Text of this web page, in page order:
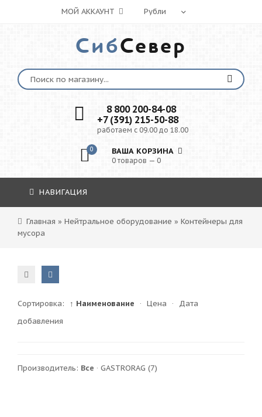
МОЙ АККАУНТ
СибСевер
8 800 200-84-08
+7 (391) 215-50-88
работаем с 09.00 до 18.00
0 ВАША КОРЗИНА
0 товаров — 0
НАВИГАЦИЯ
Главная » Нейтральное оборудование » Контейнеры для
мусора
Сортировка: ↑ Наименование · Цена ·
Дата
добавления
Производитель: Все · GASTRORAG (7)